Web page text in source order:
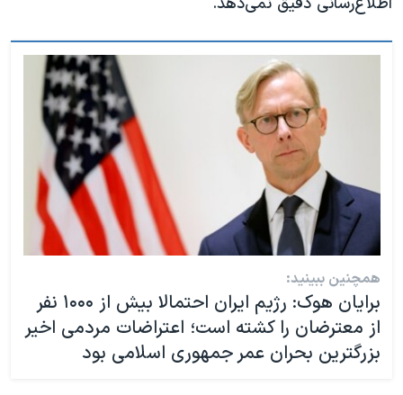
همچنین ببینید:
برایان هوک: رژیم ایران احتمالا بیش از ۱۰۰۰ نفر
از معترضان را کشته است؛ اعتراضات مردمی اخیر
بزرگترین بحران عمر جمهوری اسلامی بود